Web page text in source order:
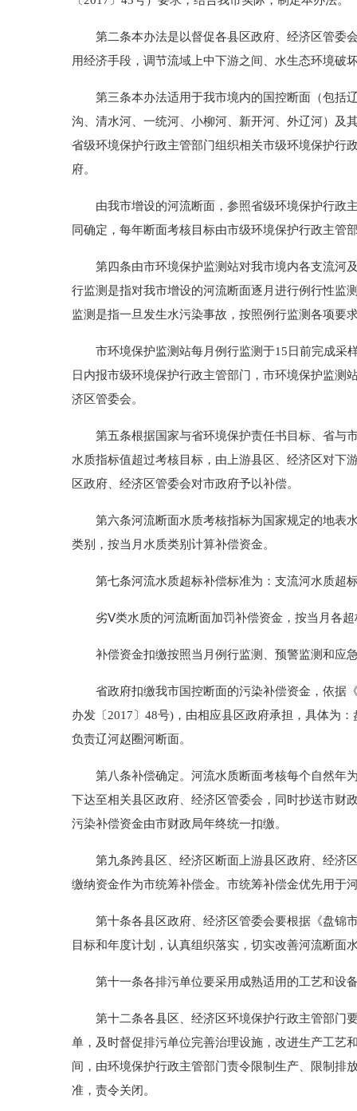
第二条本办法是以督促各县区政府、经济区管委会
用经济手段，调节流域上中下游之间、水生态环境破
第三条本办法适用于我市境内的国控断面（包括辽
沟、清水河、一统河、小柳河、新开河、外辽河）及
省级环境保护行政主管部门组织相关市级环境保护行
府。
由我市增设的河流断面，参照省级环境保护行政主
同确定，每年断面考核目标由市级环境保护行政主管
第四条由市环境保护监测站对我市境内各支流河及
行监测是指对我市增设的河流断面逐月进行例行性监
监测是指一旦发生水污染事故，按照例行监测各项要
市环境保护监测站每月例行监测于15日前完成采样
日内报市级环境保护行政主管部门，市环境保护监测
济区管委会。
第五条根据国家与省环境保护责任书目标、省与市
水质指标值超过考核目标，由上游县区、经济区对下
区政府、经济区管委会对市政府予以补偿。
第六条河流断面水质考核指标为国家规定的地表水
类别，按当月水质类别计算补偿资金。
第七条河流水质超标补偿标准为：支流河水质超
劣Ⅴ类水质的河流断面加罚补偿资金，按当月各超
补偿资金扣缴按照当月例行监测、预警监测和应
省政府扣缴我市国控断面的污染补偿资金，依据《
办发〔2017〕48号)，由相应县区政府承担，具体为
负责辽河赵圈河断面。
第八条补偿确定。河流水质断面考核每个自然年为
下达至相关县区政府、经济区管委会，同时抄送市财
污染补偿资金由市财政局年终统一扣缴。
第九条跨县区、经济区断面上游县区政府、经济区
缴纳资金作为市统筹补偿金。市统筹补偿金优先用于
第十条各县区政府、经济区管委会要根据《盘锦市
目标和年度计划，认真组织落实，切实改善河流断面
第十一条各排污单位要采用成熟适用的工艺和设备
第十二条各县区、经济区环境保护行政主管部门要
单，及时督促排污单位完善治理设施，改进生产工艺
间，由环境保护行政主管部门责令限制生产、限制排
准，责令关闭。